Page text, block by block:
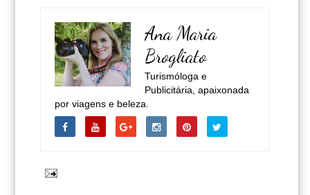
Ana Maria
Brogliato
Turismóloga e
Publicitária, apaixonada
por viagens e beleza.